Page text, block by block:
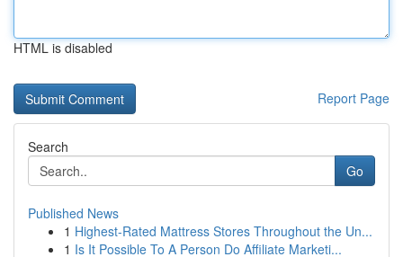
HTML is disabled
Report Page
Search
Go
Published News
1 Highest-Rated Mattress Stores Throughout the Un...
1 Is It Possible To A Person Do Affiliate Marketi...